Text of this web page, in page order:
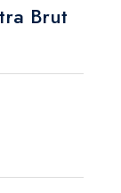
Brut